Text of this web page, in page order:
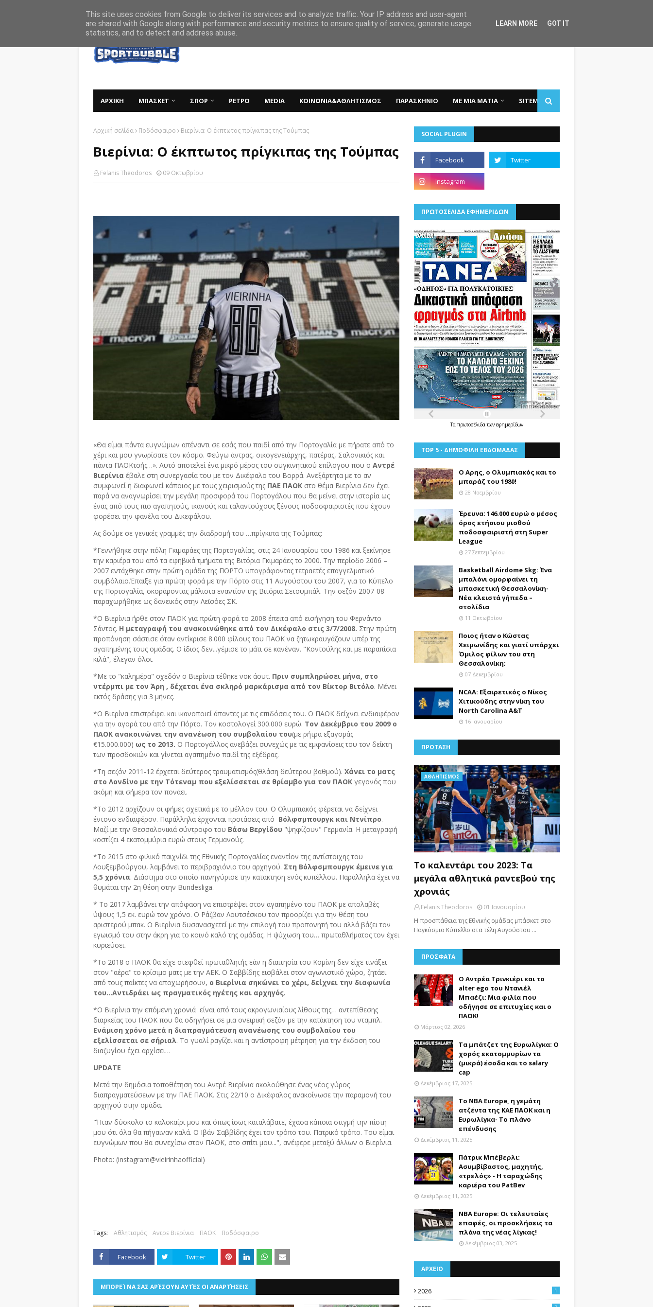
ΑΡΧΙΚΗ ΜΠΑΣΚΕΤ ΣΠΟΡ ΡΕΤΡΟ MEDIA ΚΟΙΝΩΝΙΑ&ΑΘΛΗΤΙΣΜΟΣ ΠΑΡΑΣΚΗΝΙΟ ΜΕ ΜΙΑ ΜΑΤΙΑ SITEMAP
Αρχική σελίδα Ποδόσφαιρο Βιερίνια: Ο έκπτωτος πρίγκιπας της Τούμπας
Βιερίνια: Ο έκπτωτος πρίγκιπας της Τούμπας
Felanis Theodoros 09 Οκτωβρίου
«Θα είμαι πάντα ευγνώμων απέναντι σε εσάς που παιδί από την Πορτογαλία με πήρατε από το
χέρι και μου γνωρίσατε τον κόσμο. Φεύγω άντρας, οικογενειάρχης, πατέρας, Σαλονικιός και
πάντα ΠΑΟΚτσής…». Αυτό αποτελεί ένα μικρό μέρος του συγκινητικού επίλογου που ο Αντρέ
Βιερίνια έβαλε στη συνεργασία του με τον Δικέφαλο του Βορρά. Ανεξάρτητα με το αν
συμφωνεί ή διαφωνεί κάποιος με τους χειρισμούς της ΠΑΕ ΠΑΟΚ στο θέμα Βιερίνια δεν έχει
παρά να αναγνωρίσει την μεγάλη προσφορά του Πορτογάλου που θα μείνει στην ιστορία ως
ένας από τους πιο αγαπητούς, ικανούς και ταλαντούχους ξένους ποδοσφαιριστές που έχουν
φορέσει την φανέλα του Δικεφάλου.
Ας δούμε σε γενικές γραμμές την διαδρομή του …πρίγκιπα της Τούμπας:
*Γεννήθηκε στην πόλη Γκιμαράες της Πορτογαλίας, στις 24 Ιανουαρίου του 1986 και ξεκίνησε
την καριέρα του από τα εφηβικά τμήματα της Βιτόρια Γκιμαράες το 2000. Την περίοδο 2006 –
2007 εντάχθηκε στην πρώτη ομάδα της ΠΟΡΤΟ υπογράφοντας τετραετές επαγγελματικό
συμβόλαιο.Έπαιξε για πρώτη φορά με την Πόρτο στις 11 Αυγούστου του 2007, για το Κύπελο
της Πορτογαλία, σκοράροντας μάλιστα εναντίον της Βιτόρια Σετουμπάλ. Την σεζόν 2007-08
παραχωρήθηκε ως δανεικός στην Λεϊσόες ΣΚ.
*Ο Βιερίνια ήρθε στον ΠΑΟΚ για πρώτη φορά το 2008 έπειτα από εισήγηση του Φερνάντο
Σάντος. Η μεταγραφή του ανακοινώθηκε από τον Δικέφαλο στις 3/7/2008. Στην πρώτη
προπόνηση σάστισε όταν αντίκρισε 8.000 φίλους του ΠΑΟΚ να ζητωκραυγάζουν υπέρ της
αγαπημένης τους ομάδας. Ο ίδιος δεν...γέμισε το μάτι σε κανέναν. "Κοντούλης και με παραπίσια
κιλά", έλεγαν όλοι.
*Με το "καλημέρα" σχεδόν ο Βιερίνια τέθηκε νοκ άουτ. Πριν συμπληρώσει μήνα, στο
ντέρμπι με τον Άρη , δέχεται ένα σκληρό μαρκάρισμα από τον Βίκτορ Βιτόλο. Μένει
εκτός δράσης για 3 μήνες.
*Ο Βιερίνα επιστρέφει και ικανοποιεί άπαντες με τις επιδόσεις του. Ο ΠΑΟΚ δείχνει ενδιαφέρον
για την αγορά του από την Πόρτο. Τον κοστολογεί 300.000 ευρώ. Τον Δεκέμβριο του 2009 ο
ΠΑΟΚ ανακοινώνει την ανανέωση του συμβολαίου του(με ρήτρα εξαγοράς
€15.000.000) ως το 2013. Ο Πορτογάλλος ανεβάζει συνεχώς με τις εμφανίσεις του τον δείκτη
των προσδοκιών και γίνεται αγαπημένο παιδί της εξέδρας.
*Τη σεζόν 2011-12 έρχεται δεύτερος τραυματισμός(θλάση δεύτερου βαθμού). Χάνει το ματς
στο Λονδίνο με την Τότεναμ που εξελίσσεται σε θρίαμβο για τον ΠΑΟΚ γεγονός που
ακόμη και σήμερα τον πονάει.
*Το 2012 αρχίζουν οι φήμες σχετικά με το μέλλον του. Ο Ολυμπιακός φέρεται να δείχνει
έντονο ενδιαφέρον. Παράλληλα έρχονται προτάσεις από Βόλφσμπουργκ και Ντνίπρο.
Μαζί με την Θεσσαλονικιά σύντροφο του Βάσω Βεργίδου "ψηφίζουν" Γερμανία. Η μεταγραφή
κοστίζει 4 εκατομμύρια ευρώ στους Γερμανούς.
*Το 2015 στο φιλικό παιχνίδι της Εθνικής Πορτογαλίας εναντίον της αντίστοιχης του
Λουξεμβούργου, λαμβάνει το περιβραχιόνιο του αρχηγού. Στη Βόλφσμπουργκ έμεινε για
5,5 χρόνια. Διάστημα στο οποίο πανηγύρισε την κατάκτηση ενός κυπέλλου. Παράλληλα έχει να
θυμάται την 2η θέση στην Bundesliga.
* To 2017 λαμβάνει την απόφαση να επιστρέψει στον αγαπημένο του ΠΑΟΚ με απολαβές
ύψους 1,5 εκ. ευρώ τον χρόνο. Ο Ράζβαν Λουτσέσκου τον προορίζει για την θέση του
αριστερού μπακ. Ο Βιερίνια δυσανασχετεί με την επιλογή του προπονητή του αλλά βάζει τον
εγωισμό του στην άκρη για το κοινό καλό της ομάδας. Η ψύχωση του… πρωταθλήματος τον έχει
κυριεύσει.
*Το 2018 ο ΠΑΟΚ θα είχε στεφθεί πρωταθλητής εάν η διαιτησία του Κομίνη δεν είχε τινάξει
στον "αέρα" το κρίσιμο ματς με την ΑΕΚ. Ο Σαββίδης εισβάλει στον αγωνιστικό χώρο, ζητάει
από τους παίκτες να αποχωρήσουν, ο Βιερίνια σηκώνει το χέρι, δείχνει την διαφωνία
του...Αντιδράει ως πραγματικός ηγέτης και αρχηγός.
*Ο Βιερίνια την επόμενη χρονιά είναι από τους ακρογωνιαίους λίθους της… αντεπίθεσης
διαρκείας του ΠΑΟΚ που θα οδηγήσει σε μια ονειρική σεζόν με την κατάκτηση του νταμπλ.
Ενάμιση χρόνο μετά η διαπραγμάτευση ανανέωσης του συμβολαίου του
εξελίσσεται σε σήριαλ. Το γυαλί ραγίζει και η αντίστροφη μέτρηση για την έκδοση του
διαζυγίου έχει αρχίσει…
UPDATE
Μετά την δημόσια τοποθέτηση του Αντρέ Βιερίνια ακολούθησε ένας νέος γύρος
διαπραγματεύσεων με την ΠΑΕ ΠΑΟΚ. Στις 22/10 ο Δικέφαλος ανακοίνωσε την παραμονή του
αρχηγού στην ομάδα.
"Ήταν δύσκολο το καλοκαίρι μου και όπως ίσως καταλάβατε, έχασα κάποια στιγμή την πίστη
μου ότι όλα θα πήγαιναν καλά. Ο Ιβάν Σαββίδης έχει τον τρόπο του. Πατρικό τρόπο. Του είμαι
ευγνώμων που θα συνεχίσω στον ΠΑΟΚ, στο σπίτι μου...", ανέφερε μεταξύ άλλων ο Βιερίνια.
Photo: (instagram@vieirinhaofficial)
Tags: Αθλητισμός Αντρε Βιερίνια ΠΑΟΚ Ποδόσφαιρο
Facebook Twitter
ΜΠΟΡΕΊ ΝΑ ΣΑΣ ΑΡΈΣΟΥΝ ΑΥΤΈΣ ΟΙ ΑΝΑΡΤΉΣΕΙΣ
SOCIAL PLUGIN
ΠΡΩΤΟΣΕΛΙΔΑ ΕΦΗΜΕΡΙΔΩΝ
Τα πρωτοσέλιδατων εφημερίδων
TOP 5 - ΔΗΜΟΦΙΛΗ ΕΒΔΟΜΑΔΑΣ
Ο Αρης, ο Ολυμπιακός και το
μπαράζ του 1980!
28 Νοεμβρίου
Έρευνα: 146.000 ευρώ ο μέσος
όρος ετήσιου μισθού
ποδοσφαιριστή στη Super
League
27 Σεπτεμβρίου
Basketball Airdome Skg: Ένα
μπαλόνι ομορφαίνει τη
μπασκετική Θεσσαλονίκη-
Νέα κλειστά γήπεδα –
στολίδια
11 Οκτωβρίου
Ποιος ήταν ο Κώστας
Χειμωνίδης και γιατί υπάρχει
Όμιλος φίλων του στη
Θεσσαλονίκη;
07 Δεκεμβρίου
NCAA: Εξαιρετικός ο Νίκος
Χιτικούδης στην νίκη του
North Carolina A&Τ
16 Ιανουαρίου
ΠΡΟΤΑΣΗ
AΘΛΗΤΙΣΜΌΣ
Το καλεντάρι του 2023: Τα
μεγάλα αθλητικά ραντεβού της
χρονιάς
Felanis Theodoros
01 Ιανουαρίου
Η προσπάθεια της Εθνικής ομάδας μπάσκετ στο
Παγκόσμιο Κύπελλο στα τέλη Αυγούστου …
ΠΡΟΣΦΑΤΑ
Ο Αντρέα Τρινκιέρι και το
alter ego του Ντανιέλ
Μπαέζι: Μια φιλία που
οδήγησε σε επιτυχίες και ο
ΠΑΟΚ!
Μάρτιος 02, 2026
Τα μπάτζετ της Ευρωλίγκα: Ο
χορός εκατομμυρίων τα
(μικρά) έσοδα και το salary
cap
Δεκέμβριος 17, 2025
Το NBA Europe, η γεμάτη
ατζέντα της ΚΑΕ ΠΑΟΚ και η
Ευρωλίγκα- Το πλάνο
επένδυσης
Δεκέμβριος 11, 2025
Πάτρικ Μπέβερλι:
Ασυμβίβαστος, μαχητής,
«τρελός» - Η ταραχώδης
καριέρα του PatBev
Δεκέμβριος 11, 2025
NBA Europe: Οι τελευταίες
επαφές, οι προσκλήσεις τα
πλάνα της νέας λίγκας!
Δεκέμβριος 03, 2025
ΑΡΧΕΙΟ
2026 1
This site uses cookies from Google to deliver its services and to analyze traffic. Your IP address and user-agent
are shared with Google along with performance and security metrics to ensure quality of service, generate usage
statistics, and to detect and address abuse.
LEARN MORE GOT IT